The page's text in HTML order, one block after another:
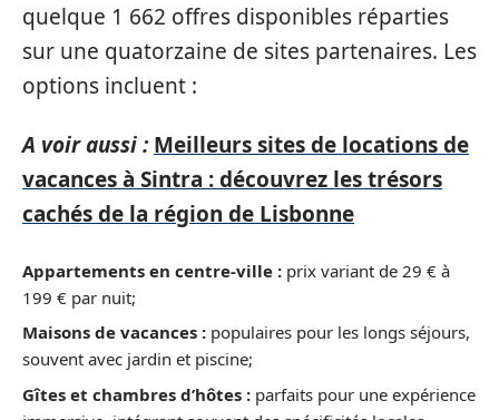
quelque 1 662 offres disponibles réparties
sur une quatorzaine de sites partenaires. Les
options incluent :
A voir aussi : Meilleurs sites de locations de
vacances à Sintra : découvrez les trésors
cachés de la région de Lisbonne
Appartements en centre-ville : prix variant de 29 € à
199 € par nuit;
Maisons de vacances : populaires pour les longs séjours,
souvent avec jardin et piscine;
Gîtes et chambres d’hôtes : parfaits pour une expérience